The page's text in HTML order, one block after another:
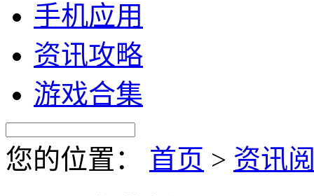
手机应用
资讯攻略
游戏合集
您的位置： 首页 > 资讯